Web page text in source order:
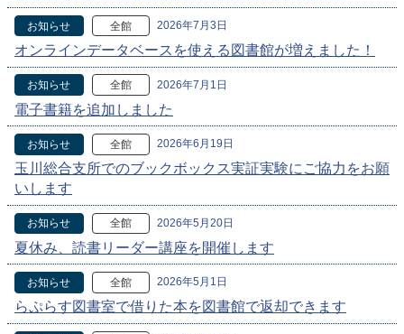
お知らせ 全館 2026年7月3日
オンラインデータベースを使える図書館が増えました！
お知らせ 全館 2026年7月1日
電子書籍を追加しました
お知らせ 全館 2026年6月19日
玉川総合支所でのブックボックス実証実験にご協力をお願
いします
お知らせ 全館 2026年5月20日
夏休み、読書リーダー講座を開催します
お知らせ 全館 2026年5月1日
らぷらす図書室で借りた本を図書館で返却できます